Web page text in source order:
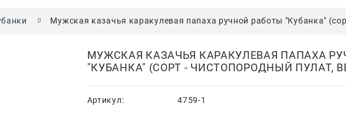
Мужская казачья каракулевая папаха ручной работы "Кубанка"
МУЖСКАЯ КАЗАЧЬЯ КАРАКУЛЕВАЯ ПАПАХА
"КУБАНКА" (СОРТ - ЧИСТОПОРОДНЫЙ ПУЛАТ,
Артикул: 4759-1